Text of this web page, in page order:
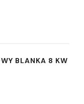
BLANKA 8 KW